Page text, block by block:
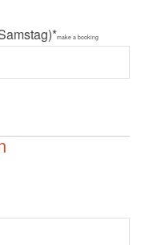
*make a booking